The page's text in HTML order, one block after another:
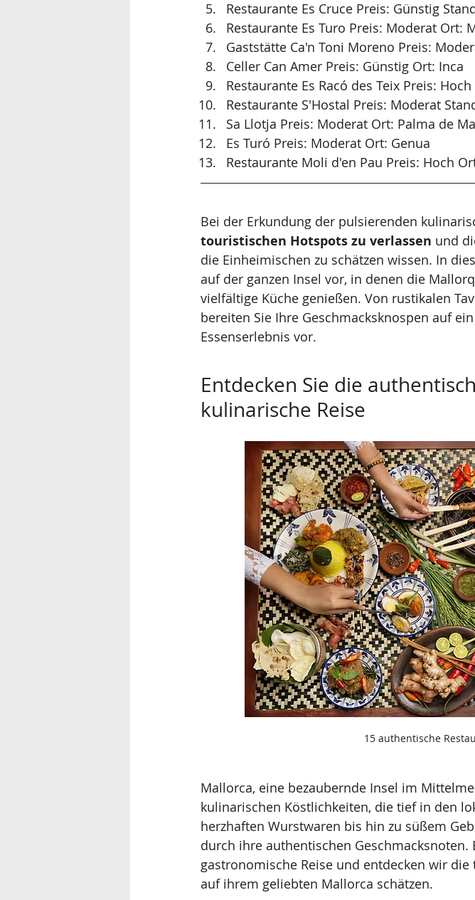
Restaurante Es Cruce Preis: Günstig
Restaurante Es Turo Preis: Moderat Ort:
Gaststätte Ca'n Toni Moreno Preis:
Celler Can Amer Preis: Günstig Ort: Inca
Restaurante Es Racó des Teix Preis:
Restaurante S'Hostal Preis: Moderat
Sa Llotja Preis: Moderat Ort: Palma de
Es Turó Preis: Moderat Ort: Genua
Restaurante Moli d'en Pau Preis: Hoch
Bei der Erkundung der pulsierenden
touristischen Hotspots zu verlassen und
die Einheimischen zu schätzen wissen. In
auf der ganzen Insel vor, in denen die
vielfältige Küche genießen. Von rustikalen
bereiten Sie Ihre Geschmacksknospen auf
Essenserlebnis vor.
Entdecken Sie die
kulinarische Reise
15 authentische
Mallorca, eine bezaubernde Insel im
kulinarischen Köstlichkeiten, die tief in den
herzhaften Wurstwaren bis hin zu süßem
durch ihre authentischen Geschmacksnoten.
gastronomische Reise und entdecken wir
auf ihrem geliebten Mallorca schätzen.